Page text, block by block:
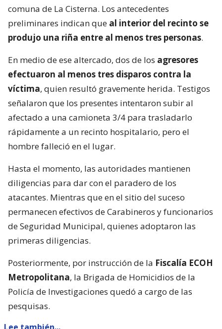
comuna de La Cisterna. Los antecedentes
preliminares indican que al interior del recinto se
produjo una riña entre al menos tres personas.
En medio de ese altercado, dos de los agresores
efectuaron al menos tres disparos contra la
víctima, quien resultó gravemente herida. Testigos
señalaron que los presentes intentaron subir al
afectado a una camioneta 3/4 para trasladarlo
rápidamente a un recinto hospitalario, pero el
hombre falleció en el lugar.
Hasta el momento, las autoridades mantienen
diligencias para dar con el paradero de los
atacantes. Mientras que en el sitio del suceso
permanecen efectivos de Carabineros y funcionarios
de Seguridad Municipal, quienes adoptaron las
primeras diligencias.
Posteriormente, por instrucción de la Fiscalía ECOH
Metropolitana, la Brigada de Homicidios de la
Policía de Investigaciones quedó a cargo de las
pesquisas.